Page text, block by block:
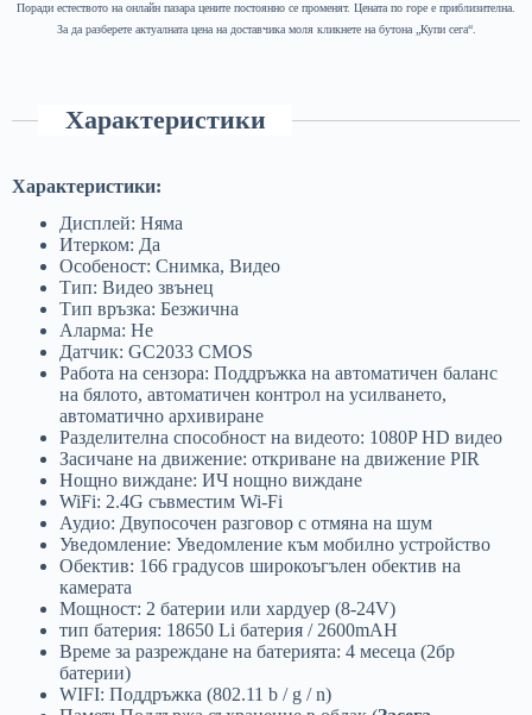
Поради естеството на онлайн пазара цените постоянно се променят. Цената по горе е приблизителна.
За да разберете актуалната цена на доставчика моля кликнете на бутона „Купи сега“.
Характеристики
Характеристики:
Дисплей: Няма
Итерком: Да
Особеност: Снимка, Видео
Тип: Видео звънец
Тип връзка: Безжична
Аларма: Не
Датчик: GC2033 CMOS
Работа на сензора: Поддръжка на автоматичен баланс
на бялото, автоматичен контрол на усилването,
автоматично архивиране
Разделителна способност на видеото: 1080P HD видео
Засичане на движение: откриване на движение PIR
Нощно виждане: ИЧ нощно виждане
WiFi: 2.4G съвместим Wi-Fi
Аудио: Двупосочен разговор с отмяна на шум
Уведомление: Уведомление към мобилно устройство
Обектив: 166 градусов широкоъгълен обектив на
камерата
Мощност: 2 батерии или хардуер (8-24V)
тип батерия: 18650 Li батерия / 2600mAH
Време за разреждане на батерията: 4 месеца (2бр
батерии)
WIFI: Поддръжка (802.11 b / g / n)